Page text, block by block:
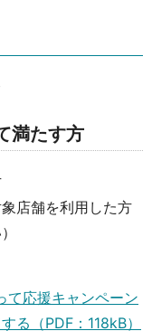
満たす方
店舗を利用した方
て応援キャンペーン
る（PDF：118kB）